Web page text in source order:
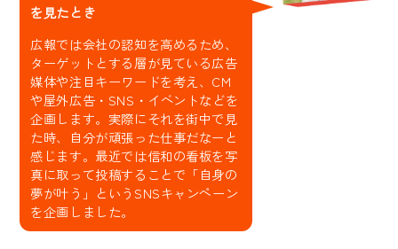
を見たとき
広報では会社の認知を高めるため、
ターゲットとする層が見ている広告
媒体や注目キーワードを考え、CM
や屋外広告・SNS・イベントなどを
企画します。実際にそれを街中で見
た時、自分が頑張った仕事だなーと
感じます。最近では信和の看板を写
真に取って投稿することで「自身の
夢が叶う」というSNSキャンペーン
を企画しました。